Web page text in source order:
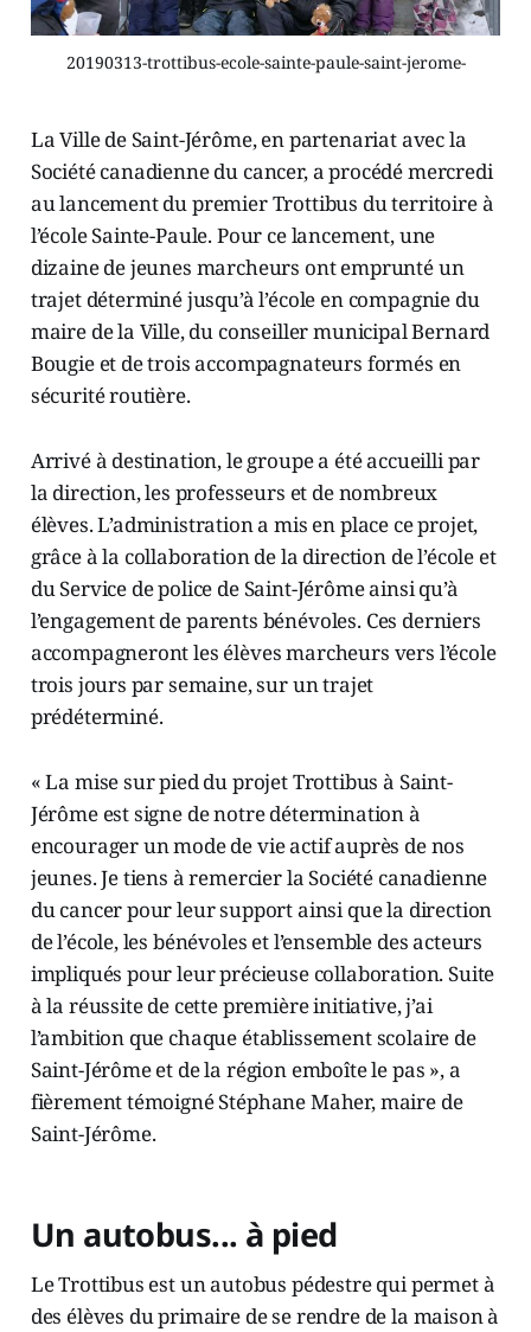
20190313-trottibus-ecole-sainte-paule-saint-jerome-
La Ville de Saint-Jérôme, en partenariat avec la
Société canadienne du cancer, a procédé mercredi
au lancement du premier Trottibus du territoire à
l’école Sainte-Paule. Pour ce lancement, une
dizaine de jeunes marcheurs ont emprunté un
trajet déterminé jusqu’à l’école en compagnie du
maire de la Ville, du conseiller municipal Bernard
Bougie et de trois accompagnateurs formés en
sécurité routière.
Arrivé à destination, le groupe a été accueilli par
la direction, les professeurs et de nombreux
élèves. L’administration a mis en place ce projet,
grâce à la collaboration de la direction de l’école et
du Service de police de Saint-Jérôme ainsi qu’à
l’engagement de parents bénévoles. Ces derniers
accompagneront les élèves marcheurs vers l’école
trois jours par semaine, sur un trajet
prédéterminé.
« La mise sur pied du projet Trottibus à Saint-
Jérôme est signe de notre détermination à
encourager un mode de vie actif auprès de nos
jeunes. Je tiens à remercier la Société canadienne
du cancer pour leur support ainsi que la direction
de l’école, les bénévoles et l’ensemble des acteurs
impliqués pour leur précieuse collaboration. Suite
à la réussite de cette première initiative, j’ai
l’ambition que chaque établissement scolaire de
Saint-Jérôme et de la région emboîte le pas », a
fièrement témoigné Stéphane Maher, maire de
Saint-Jérôme.
Un autobus... à pied
Le Trottibus est un autobus pédestre qui permet à
des élèves du primaire de se rendre de la maison à